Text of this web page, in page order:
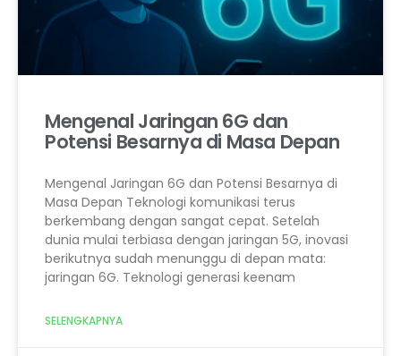
Mengenal Jaringan 6G dan
Potensi Besarnya di Masa Depan
Mengenal Jaringan 6G dan Potensi Besarnya di
Masa Depan Teknologi komunikasi terus
berkembang dengan sangat cepat. Setelah
dunia mulai terbiasa dengan jaringan 5G, inovasi
berikutnya sudah menunggu di depan mata:
jaringan 6G. Teknologi generasi keenam
SELENGKAPNYA